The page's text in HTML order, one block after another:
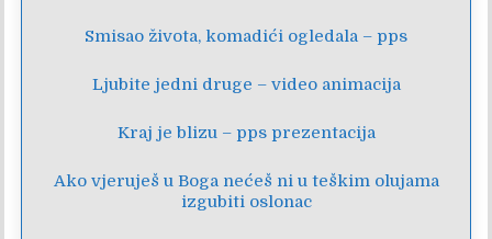
Smisao života, komadići ogledala – pps
Ljubite jedni druge – video animacija
Kraj je blizu – pps prezentacija
Ako vjeruješ u Boga nećeš ni u teškim olujama
izgubiti oslonac